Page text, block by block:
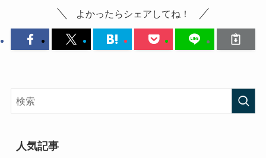
よかったらシェアしてね！
人気記事